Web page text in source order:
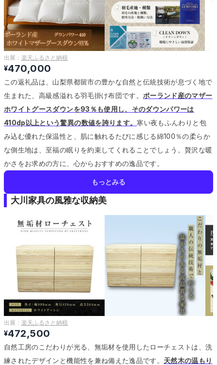
出展： 楽天ふるさと納税
¥470,000
この返礼品は、山梨県都留市の豊かな自然と伝統技術が息づく地で
生まれた、高級感溢れる羽毛掛け布団です。 ポーランド産のマザー
ホワイトグースダウンを93％も使用し、そのダウンパワーは
410dp以上という驚異の数値を誇ります。 寒い夜もふんわりと包
み込む優れた保温性と、肌に触れるたびに感じる綿100％の柔らか
な側生地は、至福の眠りを約束してくれることでしょう。贅沢な暖
かさをお求めの方に、心からおすすめの逸品です。
もっとみる
大川家具の風雅な収納美
出展： 楽天ふるさと納税
¥472,500
自然工房のこだわりが光る、無垢材を使用したローチェストは、洗
練されたデザインと機能性を兼ね備えた逸品です。 天然木の温もり